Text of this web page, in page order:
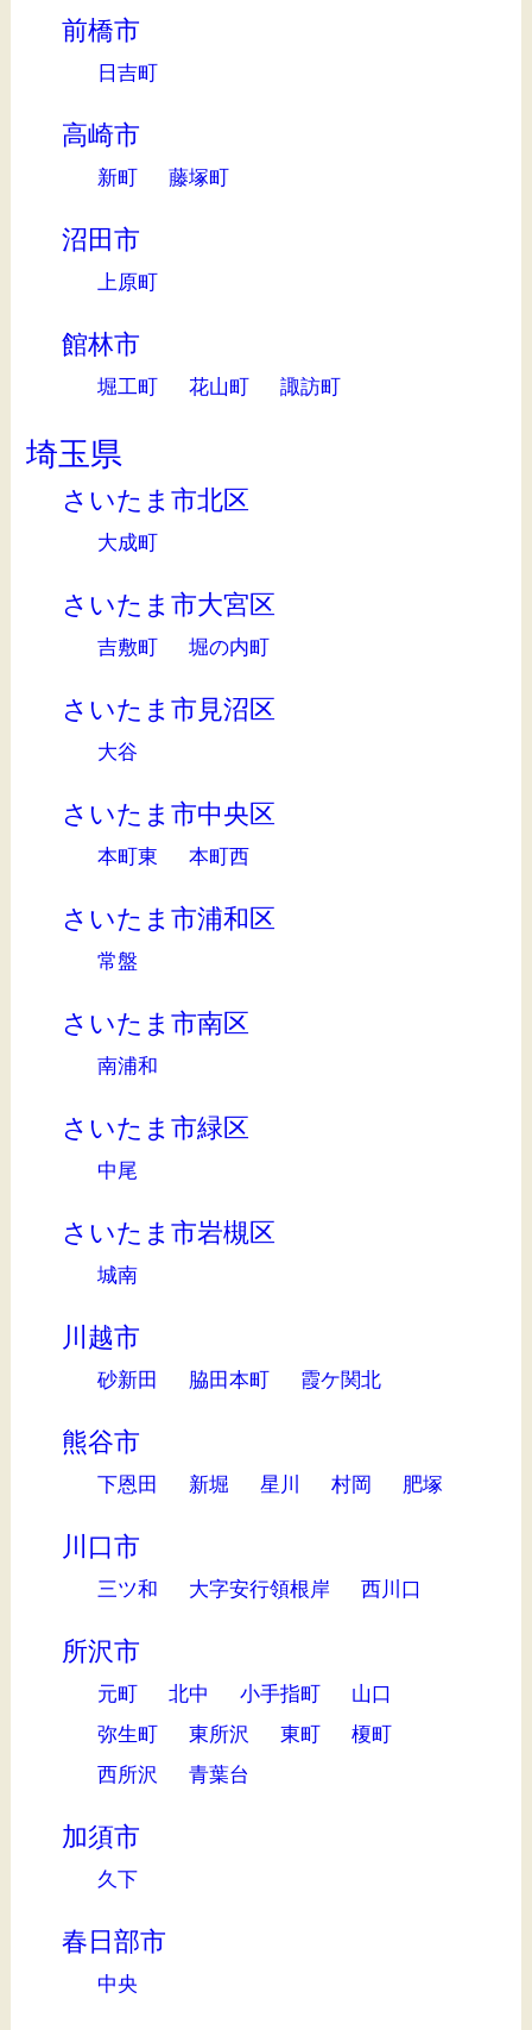
前橋市
日吉町
高崎市
新町 藤塚町
沼田市
上原町
館林市
堀工町 花山町 諏訪町
埼玉県
さいたま市北区
大成町
さいたま市大宮区
吉敷町 堀の内町
さいたま市見沼区
大谷
さいたま市中央区
本町東 本町西
さいたま市浦和区
常盤
さいたま市南区
南浦和
さいたま市緑区
中尾
さいたま市岩槻区
城南
川越市
砂新田 脇田本町 霞ケ関北
熊谷市
下恩田 新堀 星川 村岡 肥塚
川口市
三ツ和 大字安行領根岸 西川口
所沢市
元町 北中 小手指町
山口
弥生町
東所沢 東町
榎町
西所沢
青葉台
加須市
久下
春日部市
中央